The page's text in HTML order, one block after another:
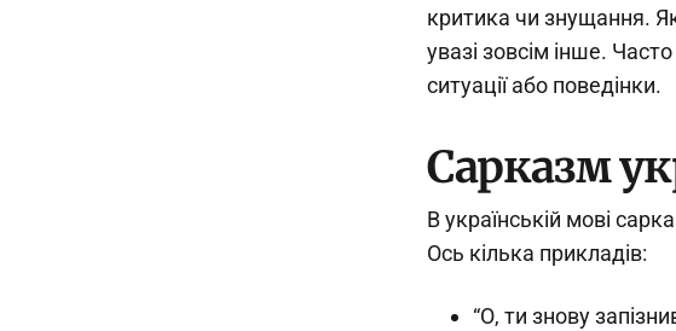
критика чи знущання.
увазі зовсім інше.
ситуації або поведінки.
Сарказм
В українській мові
Ось кілька прикладів:
“О, ти знову